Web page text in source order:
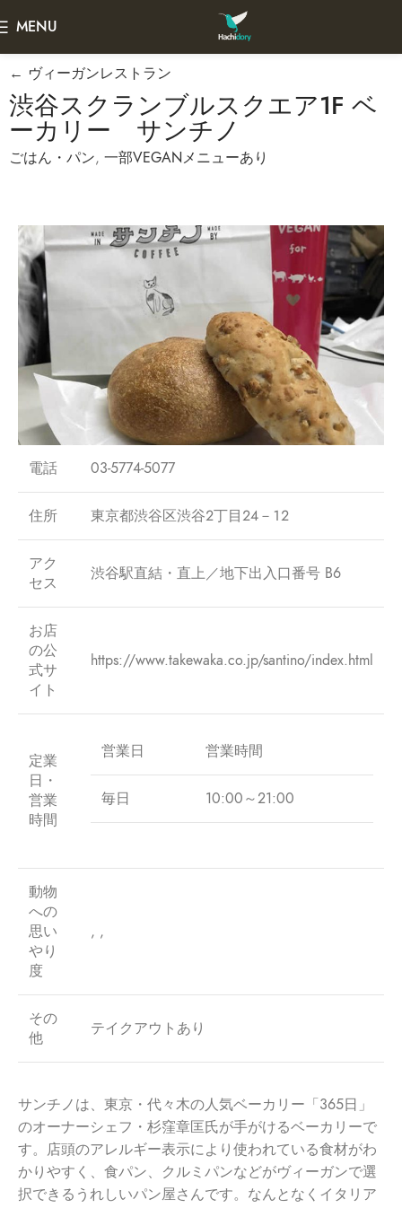
MENU
← ヴィーガンレストラン
渋谷スクランブルスクエア1F ベ
ーカリー サンチノ
ごはん・パン, 一部VEGANメニューあり
電話 03-5774-5077
住所 東京都渋谷区渋谷２丁目２４－１２
アク
セス
渋谷駅直結・直上／地下出入口番号 B6
お店
の公
式サ
イト
https://www.takewaka.co.jp/santino/index.html
定業
日・
営業
時間
営業日 営業時間
毎日 10:00～21:00
動物
への
思い
やり
度
, ,
その
他
テイクアウトあり
サンチノは、東京・代々木の人気ベーカリー「365日」
のオーナーシェフ・杉窪章匡氏が手がけるベーカリーで
す。店頭のアレルギー表示により使われている食材がわ
かりやすく、食パン、クルミパンなどがヴィーガンで選
択できるうれしいパン屋さんです。なんとなくイタリア